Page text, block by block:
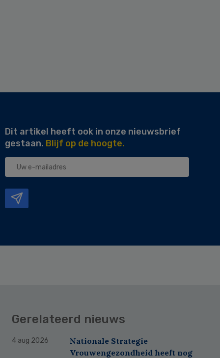
Dit artikel heeft ook in onze nieuwsbrief
gestaan. Blijf op de hoogte.
Uw
Gerelateerd nieuws
4 aug 2026
Nationale Strategie
Vrouwengezondheid heeft nog